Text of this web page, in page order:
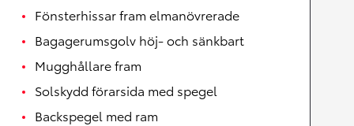
Fönsterhissar fram elmanövrerade
Bagagerumsgolv höj- och sänkbart
Mugghållare fram
Solskydd förarsida med spegel
Backspegel med ram